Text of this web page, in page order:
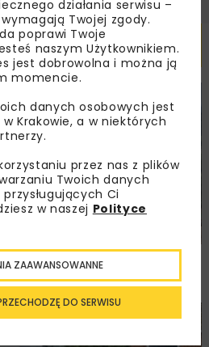
WIADOMOŚCI INWESTYCJE
na odcinek Gdów
Podłęże–Piekiełko
INWESTYCJE WIADOMOŚCI
działania serwisu –
Twojej zgody.
poprawi Twoje
naszym Użytkownikiem.
jest dobrowolna i można ją
momencie.
danych osobowych jest
Krakowie, a w niektórych
przez nas z plików
Twoich danych
Ci
w naszej Polityce
DO SERWISU
ZAAWANSOWANNE